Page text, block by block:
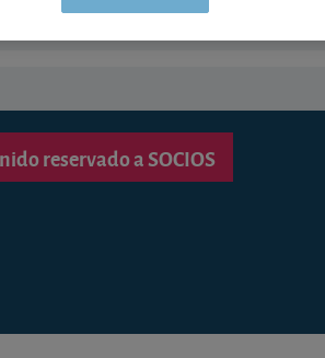
Ver detalladamente
reservado a SOCIOS